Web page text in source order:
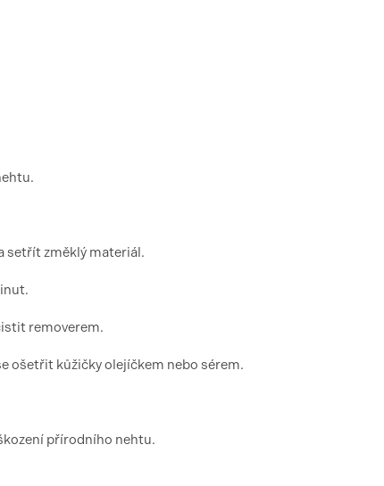
setřít změklý materiál.
removerem.
ošetřit kůžičky olejíčkem nebo sérem.
přírodního nehtu.